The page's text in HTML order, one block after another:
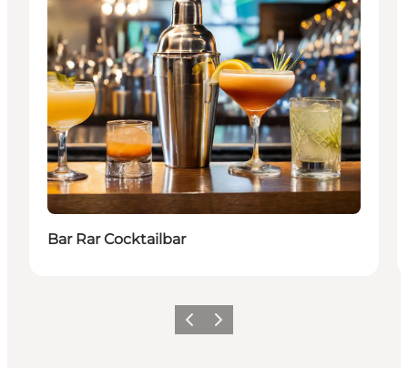
Bar Rar Cocktailbar
ZurückWeiter